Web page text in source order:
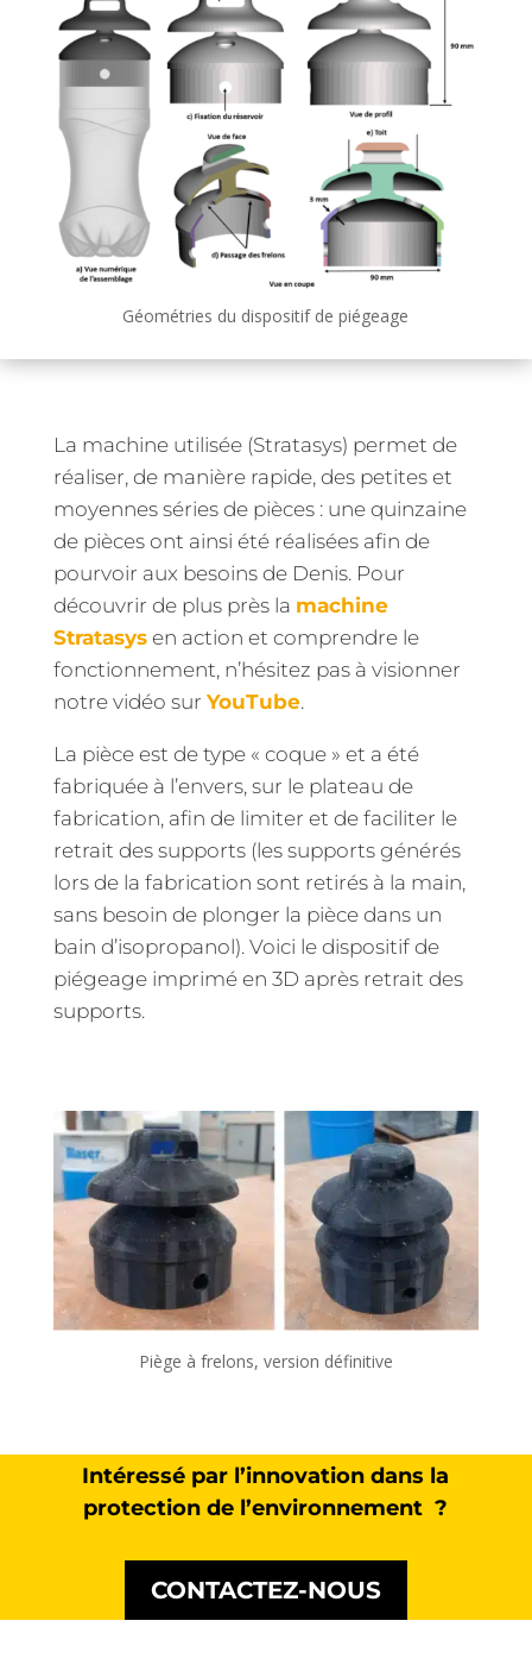
Géométries du dispositif de piégeage
La machine utilisée (Stratasys) permet de
réaliser, de manière rapide, des petites et
moyennes séries de pièces : une quinzaine
de pièces ont ainsi été réalisées afin de
pourvoir aux besoins de Denis. Pour
découvrir de plus près la machine
Stratasysen action et comprendre le
fonctionnement, n’hésitez pas à visionner
notre vidéo sur YouTube.
La pièce est de type « coque » et a été
fabriquée à l’envers, sur le plateau de
fabrication, afin de limiter et de faciliter le
retrait des supports (les supports générés
lors de la fabrication sont retirés à la main,
sans besoin de plonger la pièce dans un
bain d’isopropanol). Voici le dispositif de
piégeage imprimé en 3D après retrait des
supports.
Piège à frelons, version définitive
Intéressé par l’innovation dans la
protection de l’environnement ?
CONTACTEZ-NOUS